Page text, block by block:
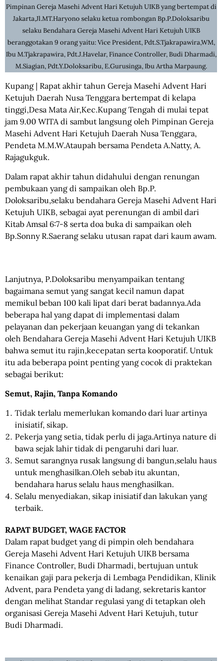
Pimpinan Gereja Masehi Advent Hari Ketujuh UIKB yang bertempat di
Jakarta,Jl.MT.Haryono selaku ketua rombongan Bp.P.Doloksaribu
selaku Bendahara Gereja Masehi Advent Hari Ketujuh UIKB
beranggotakan 9 orang yaitu: Vice President, Pdt.S.Tjakrapawira,WM,
Ibu M.Tjakrapawira, Pdt.J.Havelar, Finance Controller, Budi Dharmadi,
M.Siagian, Pdt.Y.Doloksaribu, E.Gurusinga, Ibu Artha Marpaung.
Kupang | Rapat akhir tahun Gereja Masehi Advent Hari
Ketujuh Daerah Nusa Tenggara bertempat di kelapa
tinggi,Desa Mata Air,Kec.Kupang Tengah di mulai tepat
jam 9.00 WITA di sambut langsung oleh Pimpinan Gereja
Masehi Advent Hari Ketujuh Daerah Nusa Tenggara,
Pendeta M.M.W.Ataupah bersama Pendeta A.Natty, A.
Rajagukguk.
Dalam rapat akhir tahun didahului dengan renungan
pembukaan yang di sampaikan oleh Bp.P.
Doloksaribu,selaku bendahara Gereja Masehi Advent Hari
Ketujuh UIKB, sebagai ayat perenungan di ambil dari
Kitab Amsal 6:7-8 serta doa buka di sampaikan oleh
Bp.Sonny R.Saerang selaku utusan rapat dari kaum awam.
Lanjutnya, P.Doloksaribu menyampaikan tentang
bagaimana semut yang sangat kecil namun dapat
memikul beban 100 kali lipat dari berat badannya.Ada
beberapa hal yang dapat di implementasi dalam
pelayanan dan pekerjaan keuangan yang di tekankan
oleh Bendahara Gereja Masehi Advent Hari Ketujuh UIKB
bahwa semut itu rajin,kecepatan serta kooporatif. Untuk
itu ada beberapa point penting yang cocok di praktekan
sebagai berikut:
Semut, Rajin, Tanpa Komando
Tidak terlalu memerlukan komando dari luar artinya
inisiatif, sikap.
Pekerja yang setia, tidak perlu di jaga.Artinya nature di
bawa sejak lahir tidak di pengaruhi dari luar.
Semut sarangnya rusak langsung di bangun,selalu haus
untuk menghasilkan.Oleh sebab itu akuntan,
bendahara harus selalu haus menghasilkan.
Selalu menyediakan, sikap inisiatif dan lakukan yang
terbaik.
RAPAT BUDGET, WAGE FACTOR
Dalam rapat budget yang di pimpin oleh bendahara
Gereja Masehi Advent Hari Ketujuh UIKB bersama
Finance Controller, Budi Dharmadi, bertujuan untuk
kenaikan gaji para pekerja di Lembaga Pendidikan, Klinik
Advent, para Pendeta yang di ladang, sekretaris kantor
dengan melihat Standar regulasi yang di tetapkan oleh
organisasi Gereja Masehi Advent Hari Ketujuh, tutur
Budi Dharmadi.